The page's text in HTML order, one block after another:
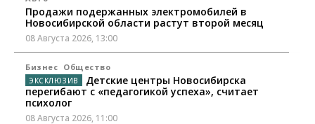
Продажи подержанных электромобилей в
Новосибирской области растут второй месяц
08 Августа 2026, 13:00
Бизнес Общество
Детские центры Новосибирска
перегибают с «педагогикой успеха», считает
психолог
08 Августа 2026, 11:00